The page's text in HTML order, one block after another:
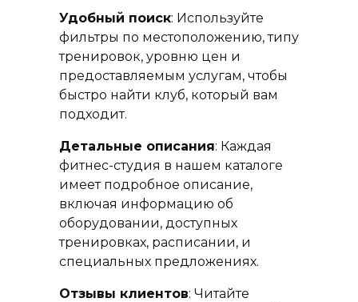
Удобный поиск: Используйте
фильтры по местоположению, типу
тренировок, уровню цен и
предоставляемым услугам, чтобы
быстро найти клуб, который вам
подходит.
Детальные описания: Каждая
фитнес-студия в нашем каталоге
имеет подробное описание,
включая информацию об
оборудовании, доступных
тренировках, расписании, и
специальных предложениях.
Отзывы клиентов: Читайте